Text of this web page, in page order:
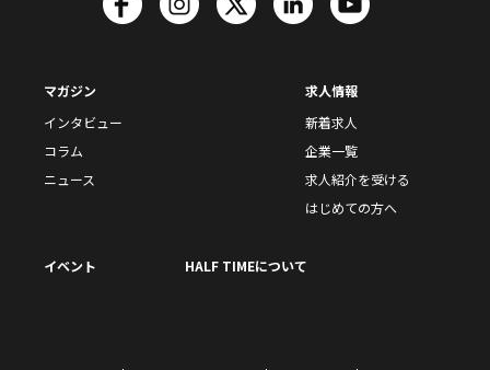
マガジン
インタビュー
コラム
ニュース
求人情報
新着求人
企業一覧
求人紹介を受ける
はじめての方へ
イベント HALF TIMEについて